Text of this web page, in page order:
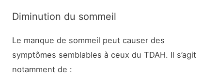
Diminution du sommeil
Le manque de sommeil peut causer des
symptômes semblables à ceux du TDAH. Il s’agit
notamment de :